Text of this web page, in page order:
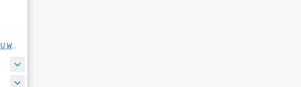
SPRAWOZDANIE Z PROGRAMU WSPÓŁPRACY